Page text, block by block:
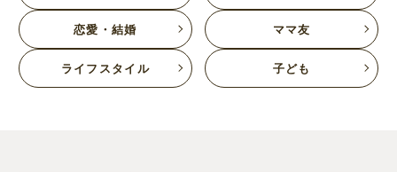
恋愛・結婚 ママ友
ライフスタイル 子ども